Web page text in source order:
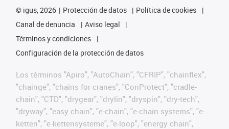
© igus, 2026 Protección de datos
Política de cookies
Canal de denuncia
Aviso legal
Términos y condiciones
Configuración de la protección de datos
Los términos "Apiro", "AutoChain", "CFRIP", "chainflex",
"chainge", "chains for cranes", "ConProtect", "cradle-
chain", "CTD", "drygear", "drylin", "dryspin", "dry-tech",
"dryway", "easy chain", "e-chain", "e-chain systems", "e-
ketten", "e-kettensysteme", "e-loop", "energy chain",